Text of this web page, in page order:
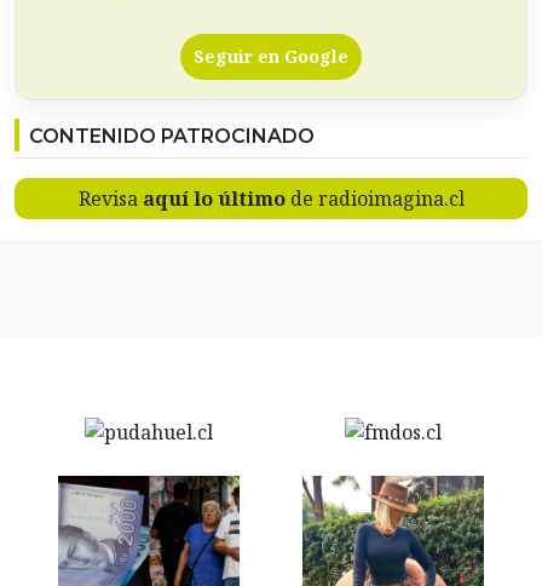
Seguir en Google
CONTENIDO PATROCINADO
Revisa aquí lo últimode radioimagina.cl